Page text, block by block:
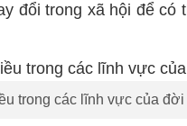
đổi trong xã hội để có
trong các lĩnh vực của đời